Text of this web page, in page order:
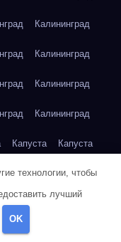
Калининград
Калининград
Калининград
Калининград
Капуста Капуста
Капуста Капуста
Картофель
технологии, чтобы
лучший
OK